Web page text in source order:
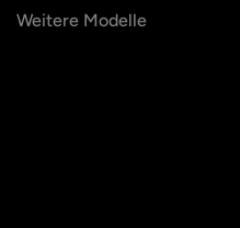
Weitere Modelle